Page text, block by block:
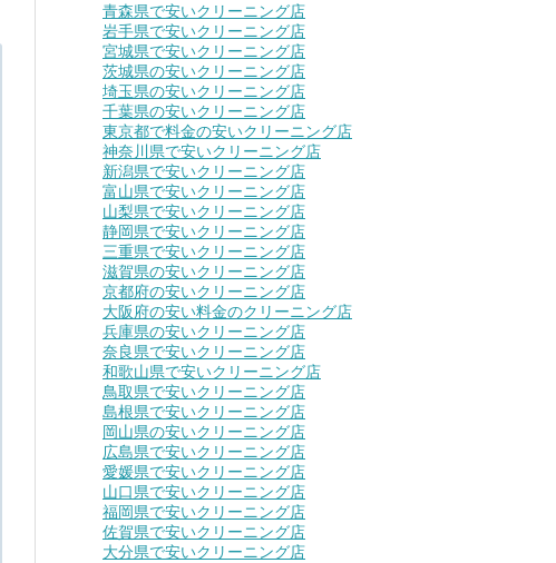
青森県で安いクリーニング店
岩手県で安いクリーニング店
宮城県で安いクリーニング店
茨城県の安いクリーニング店
埼玉県の安いクリーニング店
千葉県の安いクリーニング店
東京都で料金の安いクリーニング店
神奈川県で安いクリーニング店
新潟県で安いクリーニング店
富山県で安いクリーニング店
山梨県で安いクリーニング店
静岡県で安いクリーニング店
三重県で安いクリーニング店
滋賀県の安いクリーニング店
京都府の安いクリーニング店
大阪府の安い料金のクリーニング店
兵庫県の安いクリーニング店
奈良県で安いクリーニング店
和歌山県で安いクリーニング店
鳥取県で安いクリーニング店
島根県で安いクリーニング店
岡山県の安いクリーニング店
広島県で安いクリーニング店
愛媛県で安いクリーニング店
山口県で安いクリーニング店
福岡県で安いクリーニング店
佐賀県で安いクリーニング店
大分県で安いクリーニング店